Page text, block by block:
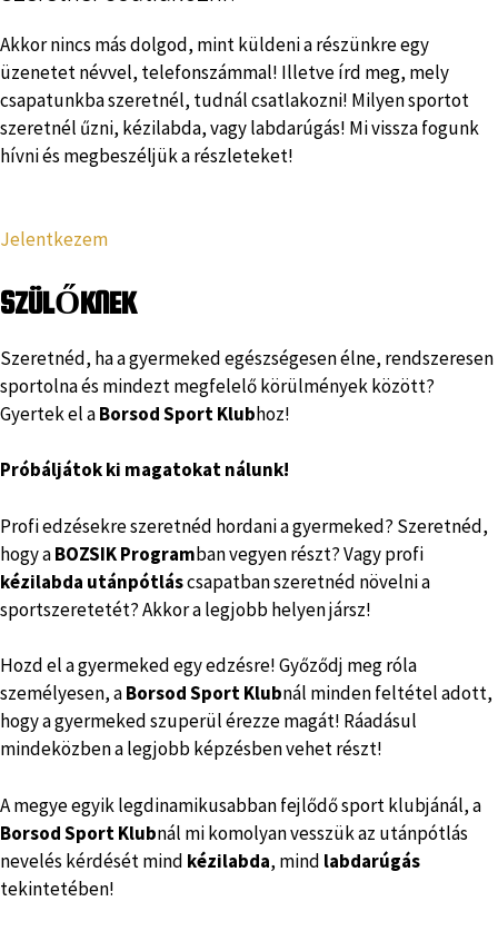
Akkor nincs más dolgod, mint küldeni a részünkre egy
üzenetet névvel, telefonszámmal! Illetve írd meg, mely
csapatunkba szeretnél, tudnál csatlakozni! Milyen sportot
szeretnél űzni, kézilabda, vagy labdarúgás! Mi vissza fogunk
hívni és megbeszéljük a részleteket!
Jelentkezem
SZÜLŐKNEK
Szeretnéd, ha a gyermeked egészségesen élne, rendszeresen
sportolna és mindezt megfelelő körülmények között?
Gyertek el aBorsod Sport Klubhoz!
Próbáljátok ki magatokat nálunk!
Profi edzésekre szeretnéd hordani a gyermeked? Szeretnéd,
hogy aBOZSIK Programban vegyen részt? Vagy profi
kézilabda utánpótláscsapatban szeretnéd növelni a
sportszeretetét? Akkor a legjobb helyen jársz!
Hozd el a gyermeked egy edzésre! Győződj meg róla
személyesen, aBorsod Sport Klubnál minden feltétel adott,
hogy a gyermeked szuperül érezze magát! Ráadásul
mindeközben a legjobb képzésben vehet részt!
A megye egyik legdinamikusabban fejlődő sport klubjánál, a
Borsod Sport Klubnál mi komolyan vesszük az utánpótlás
nevelés kérdését mind kézilabda, mind labdarúgás
tekintetében!